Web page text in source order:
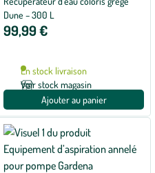
Dune – 300 L
99,99 €
En stock livraison
Voir stock magasin
Ajouter au panier